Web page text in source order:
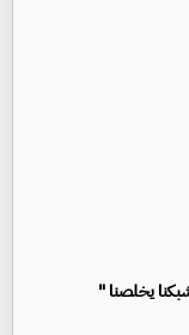
يخلصنا "